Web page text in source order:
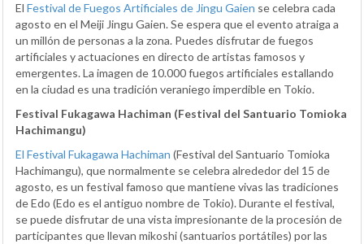
El Festival de Fuegos Artificiales de Jingu Gaien se celebra cada
agosto en el Meiji Jingu Gaien. Se espera que el evento atraiga a
un millón de personas a la zona. Puedes disfrutar de fuegos
artificiales y actuaciones en directo de artistas famosos y
emergentes. La imagen de 10.000 fuegos artificiales estallando
en la ciudad es una tradición veraniego imperdible en Tokio.
Festival Fukagawa Hachiman (Festival del Santuario Tomioka
Hachimangu)
El Festival Fukagawa Hachiman (Festival del Santuario Tomioka
Hachimangu), que normalmente se celebra alrededor del 15 de
agosto, es un festival famoso que mantiene vivas las tradiciones
de Edo (Edo es el antiguo nombre de Tokio). Durante el festival,
se puede disfrutar de una vista impresionante de la procesión de
participantes que llevan mikoshi (santuarios portátiles) por las